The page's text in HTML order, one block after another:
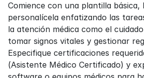
Comience con una plantilla básica,
personalícela enfatizando las
la atención médica como el
tomar signos vitales y gestionar
Especifique certificaciones
(Asistente Médico Certificado) y